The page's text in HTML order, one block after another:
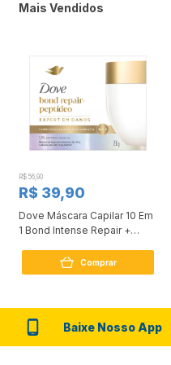
Mais Vendidos
R$ 56,90
R$ 39,90
Dove Máscara Capilar 10 Em
1 Bond Intense Repair +
Comprar
Baixe Nosso App